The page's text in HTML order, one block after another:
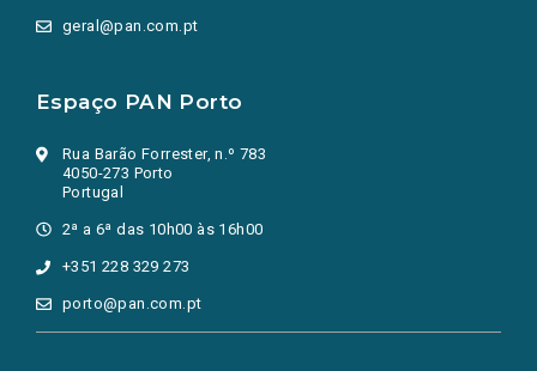
geral@pan.com.pt
Espaço PAN Porto
Rua Barão Forrester, n.º 783
4050-273 Porto
Portugal
2ª a 6ª das 10h00 às 16h00
+351 228 329 273
porto@pan.com.pt